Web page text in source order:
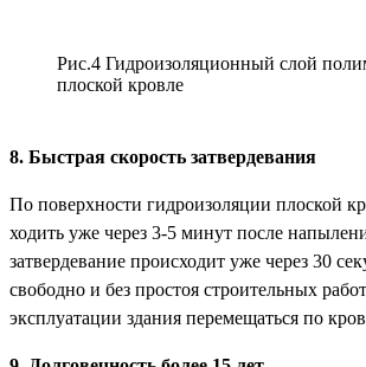
Рис.4 Гидроизоляционный слой
плоской кровле
8. Быстрая скорость затвердевания
По поверхности гидроизоляции плоской
ходить уже через 3-5 минут после
затвердевание происходит уже через 30
свободно и без простоя строительных
эксплуатации здания перемещаться по